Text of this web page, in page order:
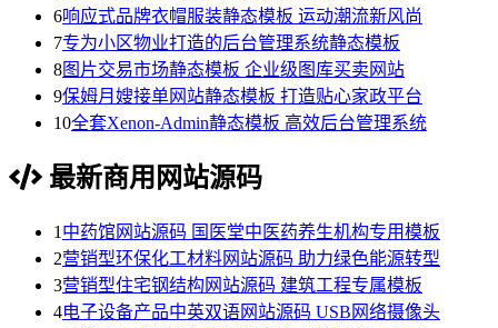
6响应式品牌衣帽服装静态模板 运动潮流新风尚
7专为小区物业打造的后台管理系统静态模板
8图片交易市场静态模板 企业级图库买卖网站
9保姆月嫂接单网站静态模板 打造贴心家政平台
10全套Xenon-Admin静态模板 高效后台管理系统
最新商用网站源码
1 中药馆网站源码 国医堂中医药养生机构专用模板
2营销型环保化工材料网站源码 助力绿色能源转型
3营销型住宅钢结构网站源码 建筑工程专属模板
4电子设备产品中英双语网站源码 USB网络摄像头